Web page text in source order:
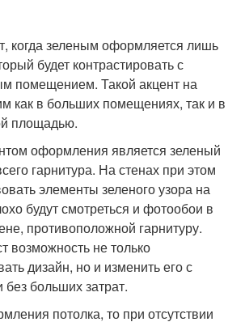
когда зеленым оформляется лишь
будет контрастировать с
помещением. Такой акцент на
как в больших помещениях, так и в
площадью.
оформления является зеленый
гарнитура. На стенах при этом
элементы зеленого узора на
будут смотреться и фотообои в
противоположной гарнитуру.
возможность не только
дизайн, но и изменить его с
больших затрат.
потолка, то при отсутствии